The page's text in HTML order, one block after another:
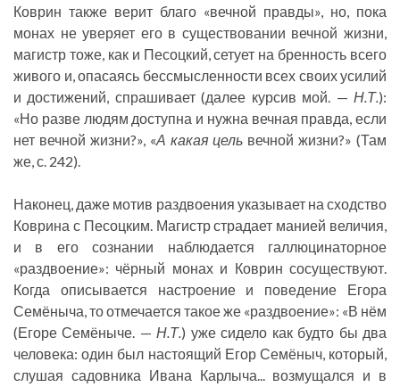
Коврин также верит благо «вечной правды», но, пока
монах не уверяет его в существовании вечной жизни,
магистр тоже, как и Песоцкий, сетует на бренность всего
живого и, опасаясь бессмысленности всех своих усилий
и достижений, спрашивает (далее курсив мой. — Н.Т.):
«Но разве людям доступна и нужна вечная правда, если
нет вечной жизни?», «А какая цель вечной жизни?» (Там
же, с. 242).
Наконец, даже мотив раздвоения указывает на сходство
Коврина с Песоцким. Магистр страдает манией величия,
и в его сознании наблюдается галлюцинаторное
«раздвоение»: чёрный монах и Коврин сосуществуют.
Когда описывается настроение и поведение Егора
Семёныча, то отмечается такое же «раздвоение»: «В нём
(Егоре Семёныче. —Н.Т.) уже сидело как будто бы два
человека: один был настоящий Егор Семёныч, который,
слушая садовника Ивана Карлыча... возмущался и в